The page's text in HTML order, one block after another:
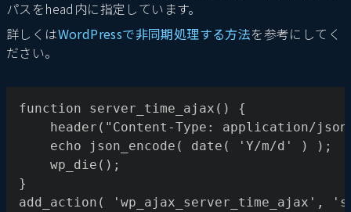
パスをhead内に指定しています。
詳しくはWordPressで非同期処理する方法を参考にしてく
ださい。
function server_time_ajax() {
header("Content-Type: application/
	echo json_encode( date( 'Y/m/d' ) );
	wp_die();
}
add_action( 'wp_ajax_server_time_ajax',